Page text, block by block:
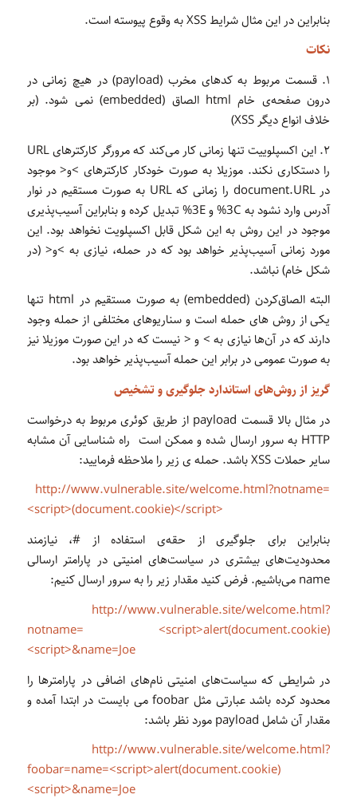
بنابراین در این مثال شرایط XSS به وقوع پیوسته است.
نکات
۱. قسمت مربوط به کدهای مخرب (payload) در هیچ زمانی در
درون صفحه‌ی خام html الصاق (embedded) نمی شود. (بر
خلاف انواع دیگر XSS)
۲. این اکسپلوییت تنها زمانی کار می‌کند که مرورگر کارکترهای URL
را دستکاری نکند. موزیلا به صورت خودکار کارکترهای >و< موجود
در document.URL را زمانی که URL به صورت مستقیم در نوار
آدرس وارد نشود به 3C% و 3E% تبدیل کرده و بنابراین آسیب‌پذیری
موجود در این روش به این شکل قابل اکسپلویت نخواهد بود. این
مورد زمانی آسیب‌پذیر خواهد بود که در حمله، نیازی به >و< (در
شکل خام) نباشد.
البته الصاق‌کردن (embedded) به صورت مستقیم در html تنها
یکی از روش های حمله است و سناریوهای مختلفی از حمله وجود
دارند که در آن‌ها نیازی به > و < نیست که در این صورت موزیلا نیز
به صورت عمومی در برابر این حمله آسیب‌پذیر خواهد بود.
گریز از روش‌های استاندارد جلوگیری و تشخیص
در مثال بالا قسمت payload از طریق کوئری مربوط به درخواست
HTTP به سرور ارسال شده و ممکن است راه شناسایی آن مشابه
سایر حملات XSS باشد. حمله ی زیر را ملاحظه فرمایید:
http://www.vulnerable.site/welcome.html?notname=
<script>(document.cookie)</script>
بنابراین برای جلوگیری از حقه‌ی استفاده از #، نیازمند
محدودیت‌های بیشتری در سیاست‌های امنیتی در پارامتر ارسالی
name می‌باشیم. فرض کنید مقدار زیر را به سرور ارسال کنیم:
http://www.vulnerable.site/welcome.html?
notname= <script>alert(document.cookie)
<script>&name=Joe
در شرایطی که سیاست‌های امنیتی نام‌های اضافی در پارامترها را
محدود کرده باشد عبارتی مثل foobar می بایست در ابتدا آمده و
مقدار آن شامل payload مورد نظر باشد:
http://www.vulnerable.site/welcome.html?
foobar=name=<script>alert(document.cookie)
<script>&name=Joe